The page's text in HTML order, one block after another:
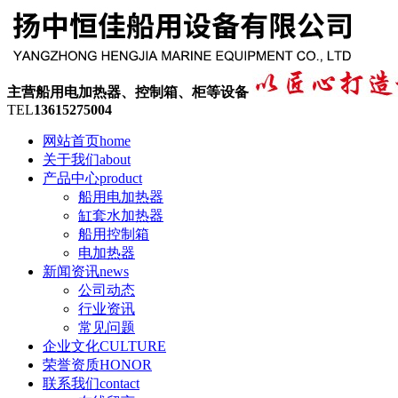
主营船用电加热器、控制箱、柜等设备
TEL13615275004
网站首页home
关于我们about
产品中心product
船用电加热器
缸套水加热器
船用控制箱
电加热器
新闻资讯news
公司动态
行业资讯
常见问题
企业文化CULTURE
荣誉资质HONOR
联系我们contact